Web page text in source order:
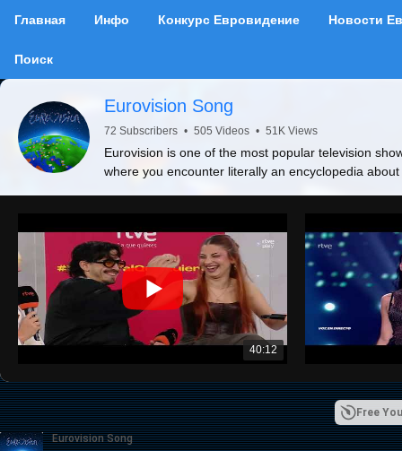
Главная Инфо Конкурс Евровидение Новости
Поиск
Eurovision Song
72 Subscribers • 505 Videos • 51K Views
Eurovision is one of the most popular television
where you encounter literally an encyclopedia
40:12
Free